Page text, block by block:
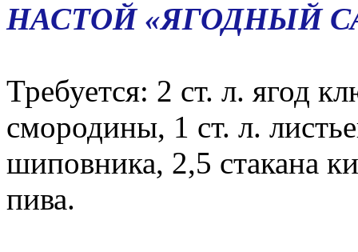
НАСТОЙ «ЯГОДНЫЙ
Требуется: 2 ст. л. ягод
смородины, 1 ст. л.
шиповника, 2,5 стакана
пива.